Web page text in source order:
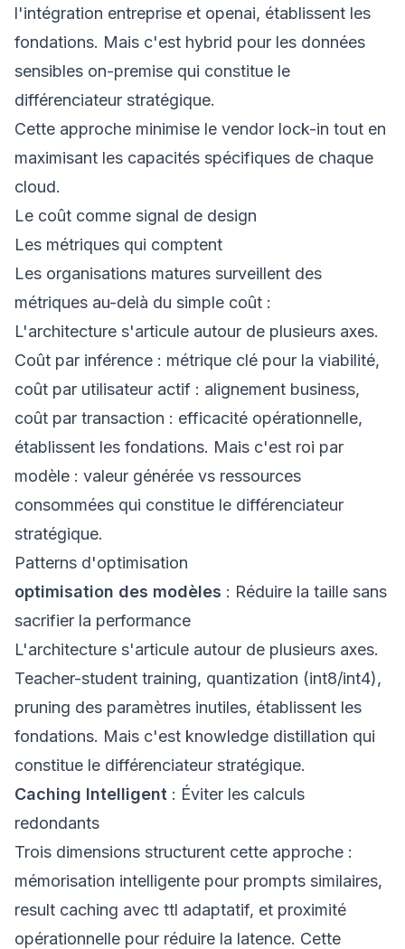
l'intégration entreprise et openai, établissent les
fondations. Mais c'est hybrid pour les données
sensibles on-premise qui constitue le
différenciateur stratégique.
Cette approche minimise le vendor lock-in tout en
maximisant les capacités spécifiques de chaque
cloud.
Le coût comme signal de design
Les métriques qui comptent
Les organisations matures surveillent des
métriques au-delà du simple coût :
L'architecture s'articule autour de plusieurs axes.
Coût par inférence : métrique clé pour la viabilité,
coût par utilisateur actif : alignement business,
coût par transaction : efficacité opérationnelle,
établissent les fondations. Mais c'est roi par
modèle : valeur générée vs ressources
consommées qui constitue le différenciateur
stratégique.
Patterns d'optimisation
optimisation des modèles : Réduire la taille sans
sacrifier la performance
L'architecture s'articule autour de plusieurs axes.
Teacher-student training, quantization (int8/int4),
pruning des paramètres inutiles, établissent les
fondations. Mais c'est knowledge distillation qui
constitue le différenciateur stratégique.
Caching Intelligent : Éviter les calculs
redondants
Trois dimensions structurent cette approche :
mémorisation intelligente pour prompts similaires,
result caching avec ttl adaptatif, et proximité
opérationnelle pour réduire la latence. Cette